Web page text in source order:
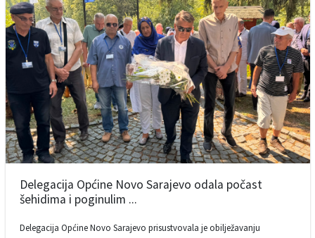
Delegacija Općine Novo Sarajevo odala počast
šehidima i poginulim ...
Delegacija Općine Novo Sarajevo prisustvovala je obilježavanju